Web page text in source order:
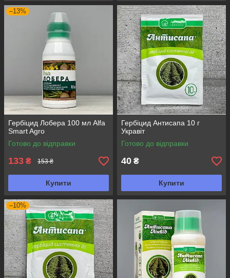
–13%
Гербіцид Лобера 100 мл Alfa
Smart Agro
Готово до відправки
133 ₴ 153 ₴
Купити
Гербіцид Антисапа 10 г
Укравіт
Готово до відправки
40 ₴
Купити
–10%